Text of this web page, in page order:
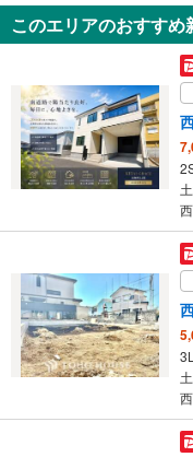
このエリアのおすすめ